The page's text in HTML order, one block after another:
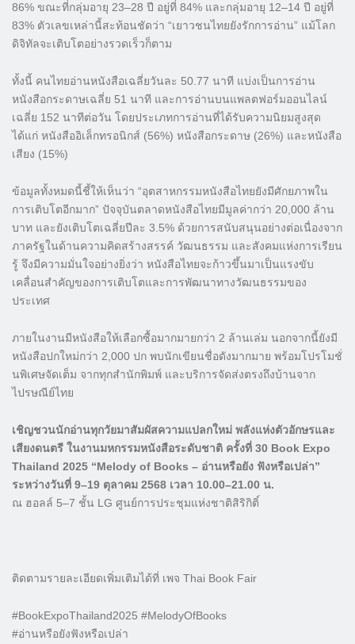
86% ขณะที่กลุ่มอายุ 23–28 ปี อยู่ที่ 84% และกลุ่มอายุ 12–14 ปี อยู่ที่
83% ตัวเลขเหล่านี้สะท้อนชัดว่า “เยาวชนไทยยังรักการอ่าน” แม้โลก
ดิจิทัลจะเติบโตอย่างรวดเร็วก็ตาม
ทั้งนี้ คนไทยอ่านหนังสือเฉลี่ยวันละ 50.77 นาที แบ่งเป็นการอ่าน
หนังสือกระดาษเฉลี่ย 51 นาที และการอ่านบนแพลตฟอร์มออนไลน์
เฉลี่ย 152 นาทีต่อวัน โดยประเภทการอ่านที่ได้รับความนิยมสูงสุด
ได้แก่ หนังสืออิเล็กทรอนิกส์ (56%) หนังสือกระดาษ (26%) และหนังสือ
เสียง (15%)
ข้อมูลทั้งหมดนี้ชี้ให้เห็นว่า “อุตสาหกรรมหนังสือไทยยังมีศักยภาพใน
การเติบโตอีกมาก” ปัจจุบันตลาดหนังสือไทยมีมูลค่ากว่า 20,000 ล้าน
บาท และยังเติบโตเฉลี่ยปีละ 3.5% ด้วยการสนับสนุนอย่างต่อเนื่องจาก
ภาครัฐในด้านความคิดสร้างสรรค์ วัฒนธรรม และสังคมแห่งการเรียน
รู้ จึงมีความมั่นใจอย่างยิ่งว่า หนังสือไทยจะก้าวขึ้นมาเป็นแรงขับ
เคลื่อนสำคัญของการเติบโตและการพัฒนาทางวัฒนธรรมของ
ประเทศ
ภายในงานมีหนังสือให้เลือกซื้อมากมายกว่า 2 ล้านเล่ม นอกจากนี้ยังมี
หนังสือปกใหม่กว่า 2,000 ปก พบนักเขียนชื่อดังมากมาย พร้อมโปรโมชั่
นพิเศษจัดเต็ม จากทุกสำนักพิมพ์ และบริการจัดส่งตรงถึงบ้านจาก
ไปรษณีย์ไทย
เชิญชวนนักอ่านทุกวัยมาสัมผัสความแปลกใหม่ พลังแห่งตัวอักษรและ
เสียงดนตรี ในงานมหกรรมหนังสือระดับชาติ ครั้งที่ 30 Book Expo
Thailand 2025 “Melody of Books – อ่านหรือยัง ฟังหรือเปล่า”
ระหว่างวันที่ 9–19 ตุลาคม 2568 เวลา 10.00–21.00 น.
ณ ฮอลล์ 5–7 ชั้น LG ศูนย์การประชุมแห่งชาติสิริกิติ์
ติดตามรายละเอียดเพิ่มเติมได้ที่ เพจ Thai Book Fair
#BookExpoThailand2025 #MelodyOfBooks
#อ่านหรือยังฟังหรือเปล่า